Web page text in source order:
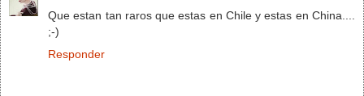
Que estan tan raros que estas en Chile y estas en China....
;-)
Responder